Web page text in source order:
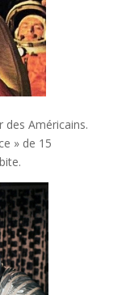
des Américains.
» de 15